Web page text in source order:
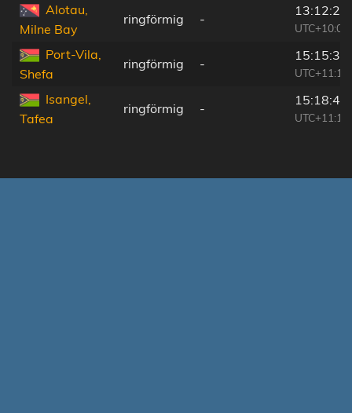
Alotau,
Milne Bay
ringförmig -
13:12:24
UTC+10:00
Port-Vila,
Shefa
ringförmig -
15:15:34
UTC+11:13
Isangel,
Tafea
ringförmig -
15:18:46
UTC+11:13